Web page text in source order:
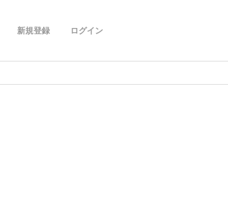
ログイン
新規登録